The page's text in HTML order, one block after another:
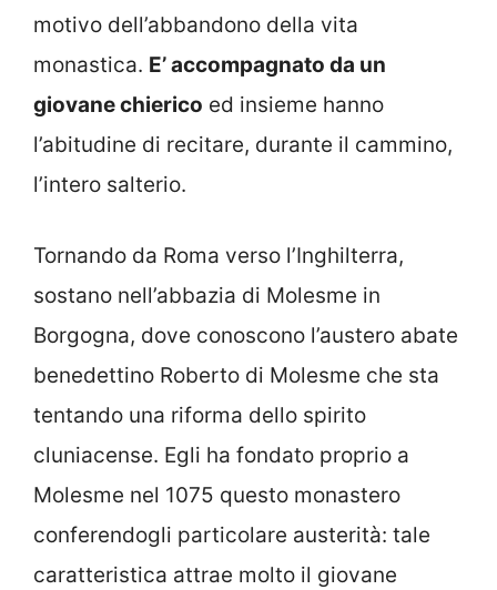
motivo dell’abbandono della vita
monastica. E’ accompagnato da un
giovane chierico ed insieme hanno
l’abitudine di recitare, durante il cammino,
l’intero salterio.
Tornando da Roma verso l’Inghilterra,
sostano nell’abbazia di Molesme in
Borgogna, dove conoscono l’austero abate
benedettino Roberto di Molesme che sta
tentando una riforma dello spirito
cluniacense. Egli ha fondato proprio a
Molesme nel 1075 questo monastero
conferendogli particolare austerità: tale
caratteristica attrae molto il giovane